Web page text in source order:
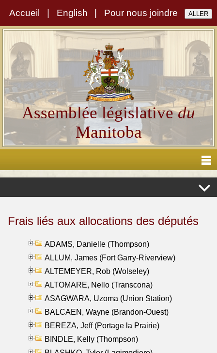
Accueil English Pour nous joindre
Assemblée législativedu
Manitoba
Frais liés aux allocations des députés
ADAMS, Danielle (Thompson)
ALLUM, James (Fort Garry-Riverview)
ALTEMEYER, Rob (Wolseley)
ALTOMARE, Nello (Transcona)
ASAGWARA, Uzoma (Union Station)
BALCAEN, Wayne (Brandon-Ouest)
BEREZA, Jeff (Portage la Prairie)
BINDLE, Kelly (Thompson)